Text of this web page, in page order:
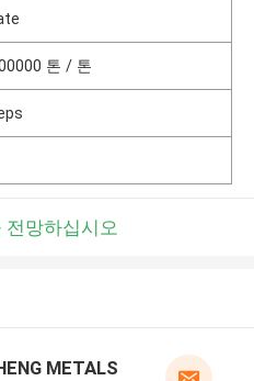
톤 / 톤
전망하십시오
METALS